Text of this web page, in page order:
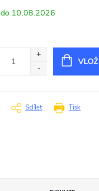
10.08.2026
Tisk
Sdílet